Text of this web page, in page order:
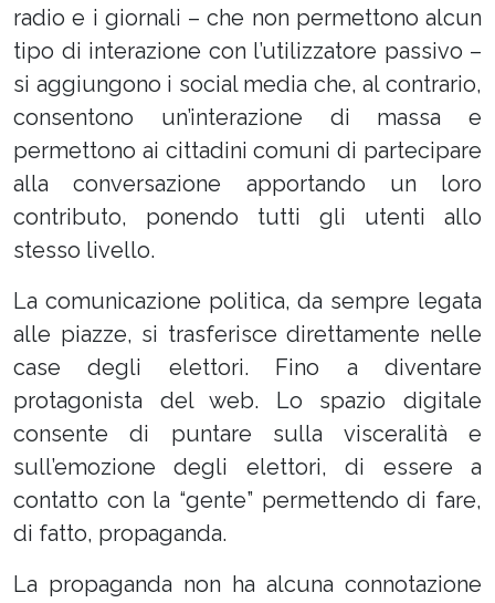
radio e i giornali – che non permettono alcun
tipo di interazione con l’utilizzatore passivo –
si aggiungono i social media che, al contrario,
consentono un’interazione di massa e
permettono ai cittadini comuni di partecipare
alla conversazione apportando un loro
contributo, ponendo tutti gli utenti allo
stesso livello.
La comunicazione politica, da sempre legata
alle piazze, si trasferisce direttamente nelle
case degli elettori. Fino a diventare
protagonista del web. Lo spazio digitale
consente di puntare sulla visceralità e
sull’emozione degli elettori, di essere a
contatto con la “gente” permettendo di fare,
di fatto, propaganda.
La propaganda non ha alcuna connotazione